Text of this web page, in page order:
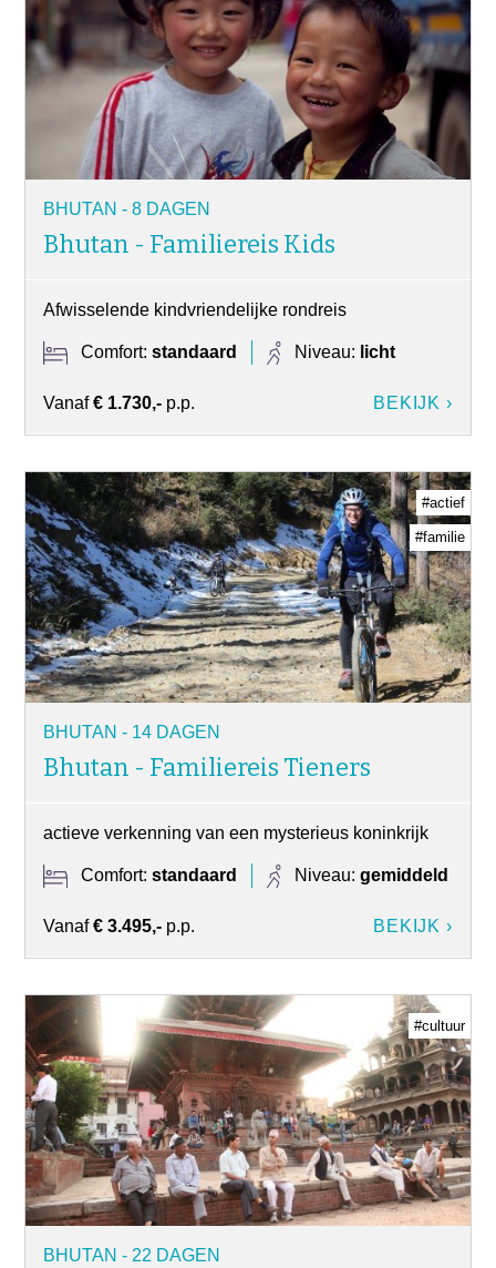
BHUTAN - 8 DAGEN
Bhutan - Familiereis Kids
Afwisselende kindvriendelijke rondreis
Comfort:standaard Niveau: licht
Vanaf€ 1.730,- p.p. BEKIJK ›
#actief
#familie
BHUTAN - 14 DAGEN
Bhutan - Familiereis Tieners
actieve verkenning van een mysterieus koninkrijk
Comfort:standaard Niveau:gemiddeld
Vanaf€ 3.495,- p.p. BEKIJK ›
#cultuur
BHUTAN - 22 DAGEN